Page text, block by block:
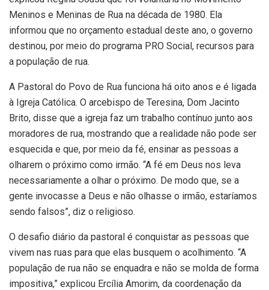
Meninos e Meninas de Rua na década de 1980. Ela
informou que no orçamento estadual deste ano, o governo
destinou, por meio do programa PRO Social, recursos para
a população de rua.
A Pastoral do Povo de Rua funciona há oito anos e é ligada
à Igreja Católica. O arcebispo de Teresina, Dom Jacinto
Brito, disse que a igreja faz um trabalho contínuo junto aos
moradores de rua, mostrando que a realidade não pode ser
esquecida e que, por meio da fé, ensinar as pessoas a
olharem o próximo como irmão. “A fé em Deus nos leva
necessariamente a olhar o próximo. De modo que, se a
gente invocasse a Deus e não olhasse o irmão, estaríamos
sendo falsos”, diz o religioso.
O desafio diário da pastoral é conquistar as pessoas que
vivem nas ruas para que elas busquem o acolhimento. “A
população de rua não se enquadra e não se molda de forma
impositiva,” explicou Ercília Amorim, da coordenação da